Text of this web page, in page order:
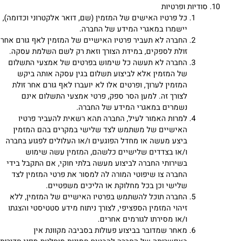
סודיות ופרטיות
כל פרטיו האישים של המזמין (שם, דואר אלקטרוני וכדומה),
יישמרו במאגרי המידע של החברה.
החברה לא תעביר פרטיו האישיים של המזמין לאף גורם אחר
זולת לספקים, במידת הצורך וזאת רק לשם השלמת עסקה.
החברה לא תעשה כל שימוש בפרטים של אמצעי התשלום
של המזמין אלא לביצוע תשלום בגין עסקה אותה ביקש
המזמין לערוך, ופרטים אלו לא יועברו לאף גורם אחר זולת
לצורך זה. למען הסר ספק, פרטי אמצעי התשלום אינם
נשמרים במאגרי המידע של החברה.
למרות האמור לעיל, החברה תהא רשאית להעביר פרטיו
האישיים של משתמש לצד שלישי במקרים בהם המזמין
ביצע מעשה או מחדל הפוגעים ו/או העלולים לפגוע בחברה
ו/או בצדדים שלישיים כלשהם, המזמין עשה שימוש
בשירותי החברה לביצוע מעשה בלתי חוקי, אם התקבל בידי
החברה צו שיפוטי המורה לה למסור את פרטי המזמין לצד
שלישי וכן בכל מחלוקת או הליכים משפטיים.
החברה תוכל להשתמש בפרטיו האישיים של המזמין, ללא
זיהוי המזמין הספציפי, לצורך ניתוח מידע סטטיסטי והצגתו
ו/או מסירתו לגורמים אחרים.
מאחר שמדובר בביצוע פעולות בסביבה מקוונת אין